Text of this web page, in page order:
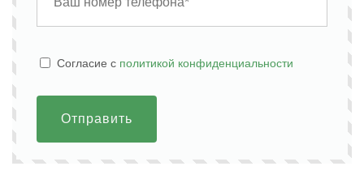
Cогласие с политикой конфиденциальности
Отправить